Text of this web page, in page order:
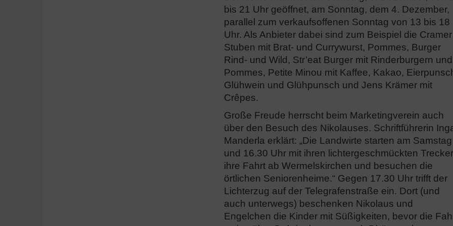
bis 21 Uhr geöffnet, am Sonntag, dem 4. Dezember,
parallel zum verkaufsoffenen Sonntag von 13 bis 18
Uhr. Als Anbieter dabei sind zum Beispiel die Cramer
Stuben mit Brat- und Currywurst, Pommes, Burger
Rind- und Wild, Str’eat Burger mit Rinderburgern und
Pommes, Petite Minou mit Kaffee, Kakao,
Glühwein und Glühpunsch und Jens Krämer mit
Crêpes.
Große Freude herrscht beim Marketingverein auch
über den Besuch des Nikolauses. Schriftführerin
Manderla erklärt: „Die Landwirte starten am Samstag
und 16.30 Uhr mit ihren lichtergeschmückten
ihre Fahrt ab Wermelskirchen und besuchen die
örtlichen Seniorenheime.“ Gegen 17.30 Uhr trifft der
Lichterzug auf der Telegrafenstraße ein. Dort (und
auch unterwegs) beschenken Nikolaus und
Engelchen die Kinder mit Süßigkeiten, bevor die